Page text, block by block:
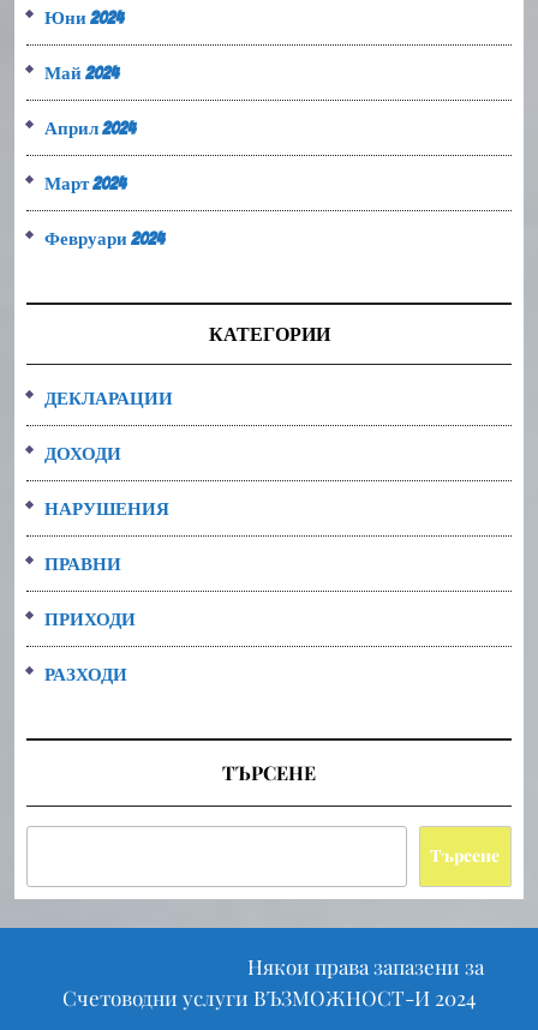
Юни 2024
Май 2024
Април 2024
Март 2024
Февруари 2024
КАТЕГОРИИ
ДЕКЛАРАЦИИ
ДОХОДИ
НАРУШЕНИЯ
ПРАВНИ
ПРИХОДИ
РАЗХОДИ
ТЪРСЕНЕ
Търсене
Някои права запазени за
Счетоводни услуги ВЪЗМОЖНОСТ-И 2024